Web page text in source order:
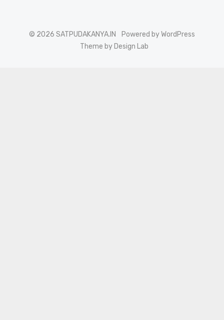
© 2026 SATPUDAKANYA.IN
Powered by WordPress
Theme by Design Lab